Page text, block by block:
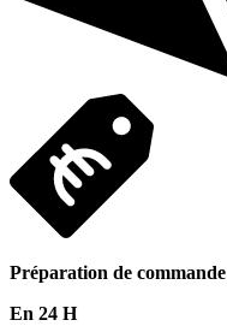
Préparation de commande
En 24 H